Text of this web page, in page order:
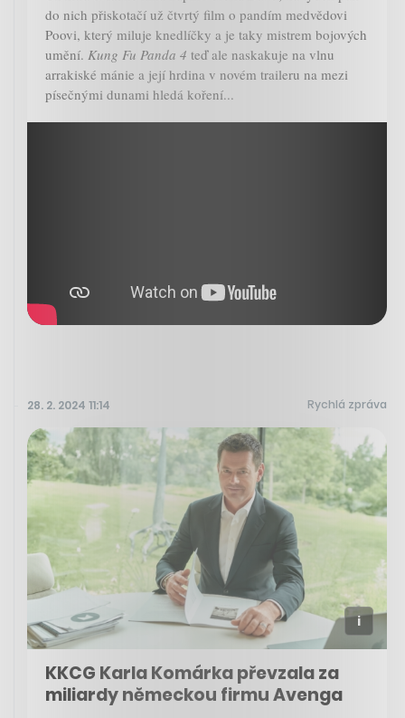
do nich přiskotačí už čtvrtý film o pandím medvědovi
Poovi, který miluje knedlíčky a je taky mistrem bojových
umění. Kung Fu Panda 4 teď ale naskakuje na vlnu
arrakiské mánie a její hrdina v novém traileru na mezi
písečnými dunami hledá koření...
28. 2. 2024 11:14 Rychlá zpráva
KKCG Karla Komárka převzala za
miliardy německou firmu Avenga